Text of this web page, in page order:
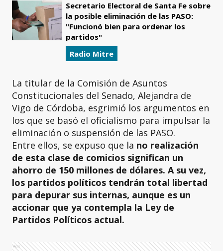
Secretario Electoral de Santa Fe sobre
la posible eliminación de las PASO:
"Funcionó bien para ordenar los
partidos"
Radio Mitre
La titular de la Comisión de Asuntos
Constitucionales del Senado, Alejandra de
Vigo de Córdoba, esgrimió los argumentos en
los que se basó el oficialismo para impulsar la
eliminación o suspensión de las PASO.
Entre ellos, se expuso que la no realización
de esta clase de comicios significan un
ahorro de 150 millones de dólares. A su vez,
los partidos políticos tendrán total libertad
para depurar sus internas, aunque es un
accionar que ya contempla la Ley de
Partidos Políticos actual.
Ads